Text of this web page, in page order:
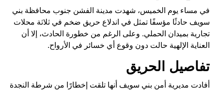
في مساء يوم الخميس، شهدت مدينة الفشن جنوب محافظة بني
سويف حادثًا مؤسفًا تمثل في اندلاع حريق ضخم في ثلاثة محلات
تجارية بميدان الحملي. وعلى الرغم من خطورة الحادث، إلا أن
العناية الإلهية حالت دون وقوع أي خسائر في الأرواح.
تفاصيل الحريق
أفادت مديرية أمن بني سويف أنها تلقت إخطارًا من شرطة النجدة